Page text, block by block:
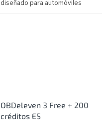
diseñado para automóviles
Audi, BMW, Mercedes, Mini,
OBDeleven 3 Free + 200
créditos ES